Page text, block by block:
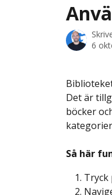
6
Det är
böcker
Så här
Tryck